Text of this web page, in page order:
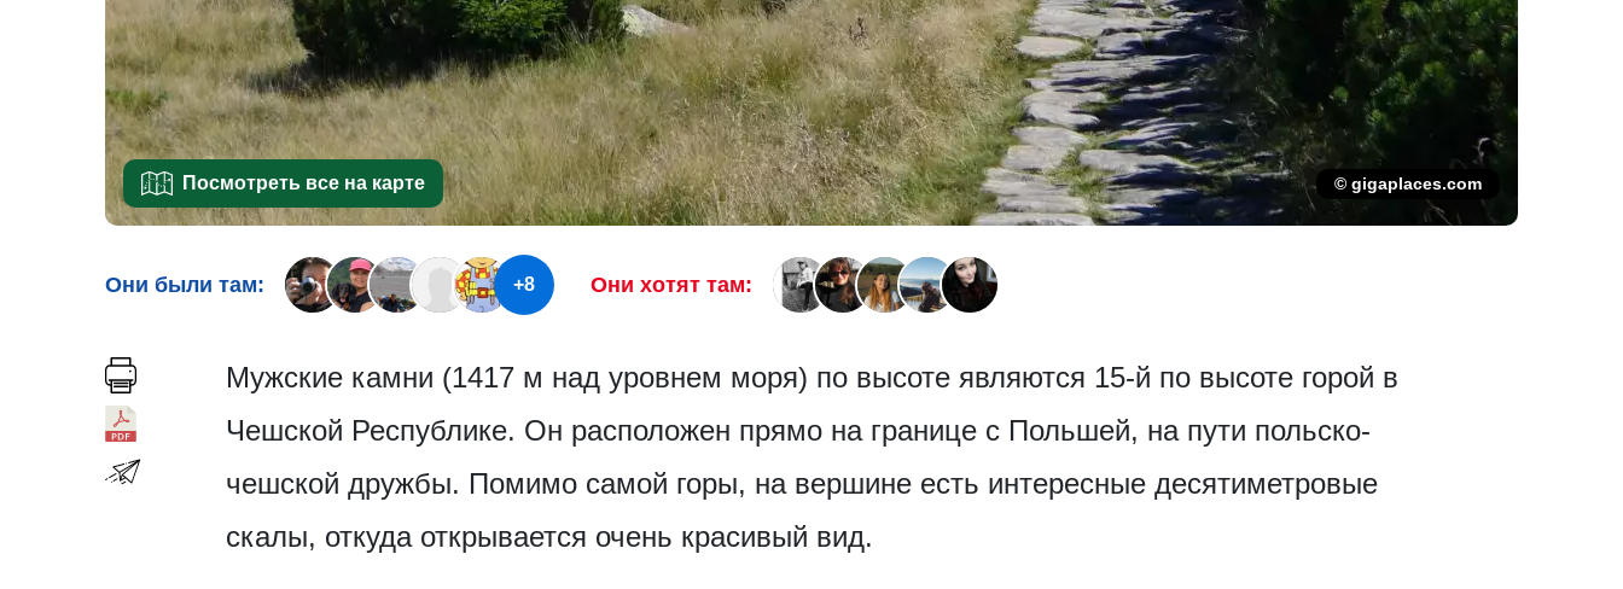
Посмотреть все на карте © gigaplaces.com
Они были там: +8 Они хотят там:
Мужские камни (1417 м над уровнем моря) по высоте являются 15-й по высоте горой в
Чешской Республике. Он расположен прямо на границе с Польшей, на пути польско-
чешской дружбы. Помимо самой горы, на вершине есть интересные десятиметровые
скалы, откуда открывается очень красивый вид.